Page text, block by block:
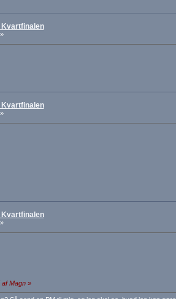
Kvartfinalen
Kvartfinalen
Kvartfinalen
af Magn»